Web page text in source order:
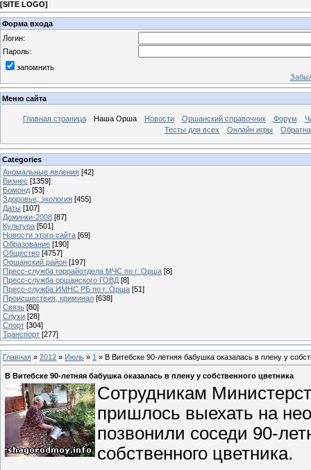
[SITE LOGO]
Форма входа
Логин:
Пароль:
запомнить
Меню сайта
Главная страница Наша Орша Новости Оршанский справочник Форум
Тесты для всех
Онлайн игры
Categories
Аномальные явления [42]
Бизнес [1359]
Бомонд [53]
Здоровье, экология [455]
Даты [107]
Дожинки-2008 [87]
Культура [501]
Новости этого сайта [69]
Образование [190]
Общество [4757]
Оршанский район [197]
Пресс-служба горрайотдела МЧС по г. Орша [8]
Пресс-служба оршанского ГОВД [8]
Пресс-служба ИМНС РБ по г. Орша [51]
Проиcшествия, криминал [638]
Связь [80]
Слухи [28]
Спорт [304]
Транспорт [277]
Главная » 2012 » Июль » 1 » В Витебске 90-летняя бабушка оказалась в плену у
В Витебске 90-летняя бабушка оказалась в плену у собственного цветника
Сотрудникам
пришлось выехать на
позвонили соседи 90-
собственного цветника.